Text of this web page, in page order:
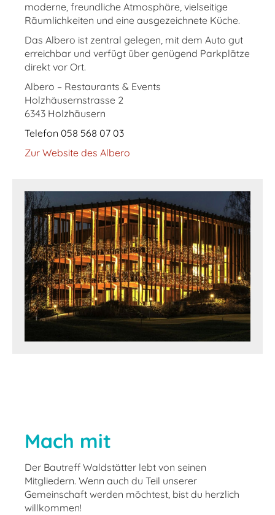
moderne, freundliche Atmosphäre, vielseitige
Räumlichkeiten und eine ausgezeichnete Küche.
Das Albero ist zentral gelegen, mit dem Auto gut
erreichbar und verfügt über genügend Parkplätze
direkt vor Ort.
Albero – Restaurants & Events
Holzhäusernstrasse 2
6343 Holzhäusern
Telefon 058 568 07 03
Zur Website des Albero
Mach mit
Der Bautreff Waldstätter lebt von seinen
Mitgliedern. Wenn auch du Teil unserer
Gemeinschaft werden möchtest, bist du herzlich
willkommen!